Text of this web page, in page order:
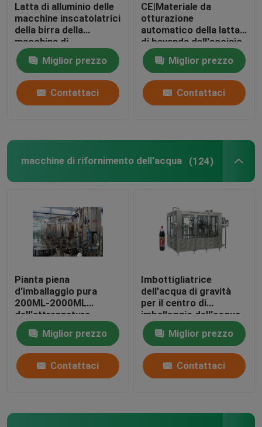
Latta di alluminio delle
macchine inscatolatrici
della birra della
macchina di
rifornimento della
bibita e della birra di
CE/ISO 4IN1
Miglior prezzo
Contattaci
CE|Materiale da
otturazione
automatico della latta
di bevanda dell'acciaio
inossidabile della
macchina di
rifornimento della birra
della bottiglia di vetro
di iso
Miglior prezzo
Contattaci
macchine di rifornimento dell'acqua (124)
Pianta piena
d'imballaggio pura
200ML-2000ML
dell'attrezzatura
dell'imbottigliatrice
dell'acqua
dell'imbottigliatrice
dell'acqua minerale
Miglior prezzo
Contattaci
Imbottigliatrice
dell'acqua di gravità
per il centro di
imballaggio dell'acqua
in pieno automatico
Miglior prezzo
Contattaci